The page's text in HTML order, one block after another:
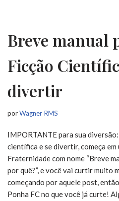
Breve manual
Ficção
divertir
porWagner RMS
IMPORTANTE para sua
científica e se divertir, começa
Fraternidade com nome “Breve
por quê?”, e você vai curtir muito
começando por aquele post,
Ponha FC no que você já curte!